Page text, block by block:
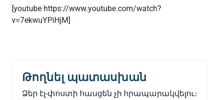
[youtube https://www.youtube.com/watch?
v=7ekwuYPiHjM]
Թողնել պատասխան
Ձեր էլ-փոստի հասցեն չի հրապարակվելու։